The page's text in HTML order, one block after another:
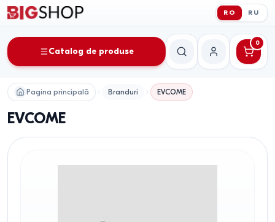
RO RU
Catalog de produse
CăutareContul meu
0
Pagina principală Branduri EVCOME
EVCOME